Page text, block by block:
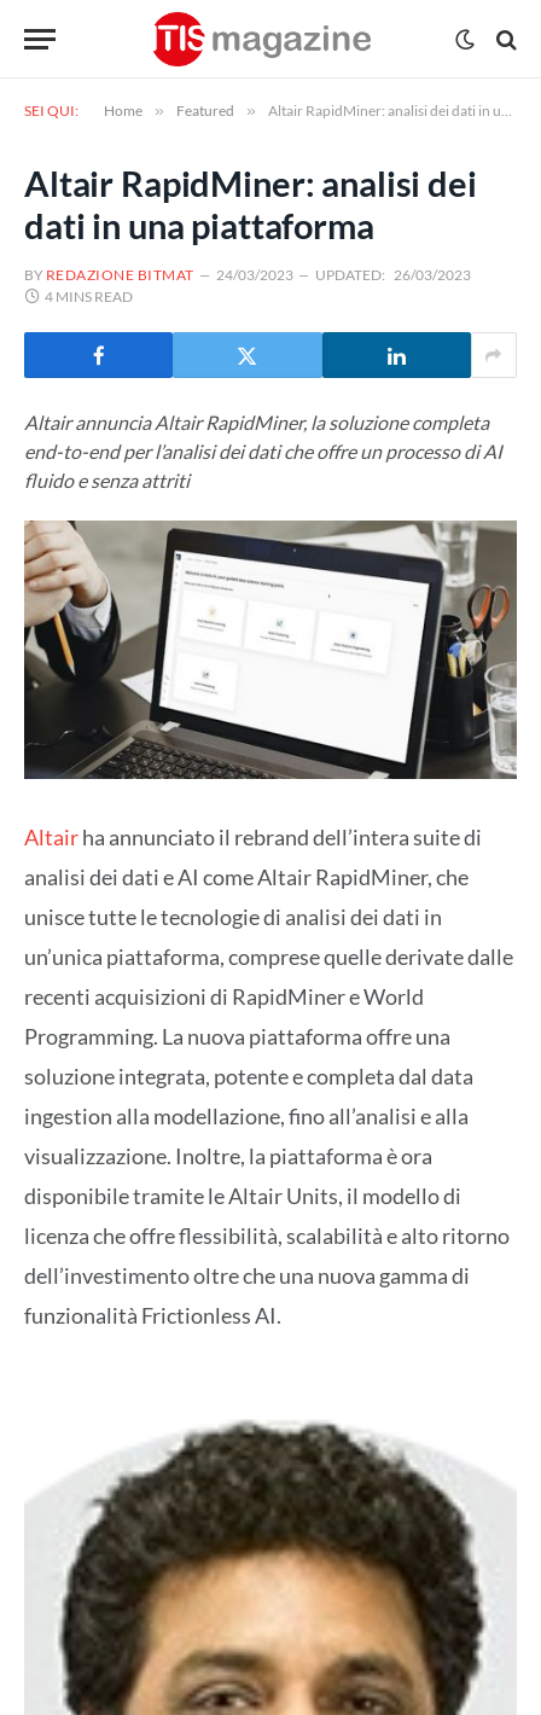
SEI QUI: Home » Featured » Altair RapidMiner: analisi dei dati in una piattaforma
Altair RapidMiner: analisi dei
dati in una piattaforma
BY REDAZIONE BITMAT 24/03/2023 UPDATED: 26/03/2023
4 MINS READ
Altair annuncia Altair RapidMiner, la soluzione completa
end-to-end per l’analisi dei dati che offre un processo di AI
fluido e senza attriti
Altairha annunciato il rebrand dell’intera suite di
analisi dei dati e AI come Altair RapidMiner, che
unisce tutte le tecnologie di analisi dei dati in
un’unica piattaforma, comprese quelle derivate dalle
recenti acquisizioni di RapidMiner e World
Programming. La nuova piattaforma offre una
soluzione integrata, potente e completa dal data
ingestion alla modellazione, fino all’analisi e alla
visualizzazione. Inoltre, la piattaforma è ora
disponibile tramite le Altair Units, il modello di
licenza che offre flessibilità, scalabilità e alto ritorno
dell’investimento oltre che una nuova gamma di
funzionalità Frictionless AI.